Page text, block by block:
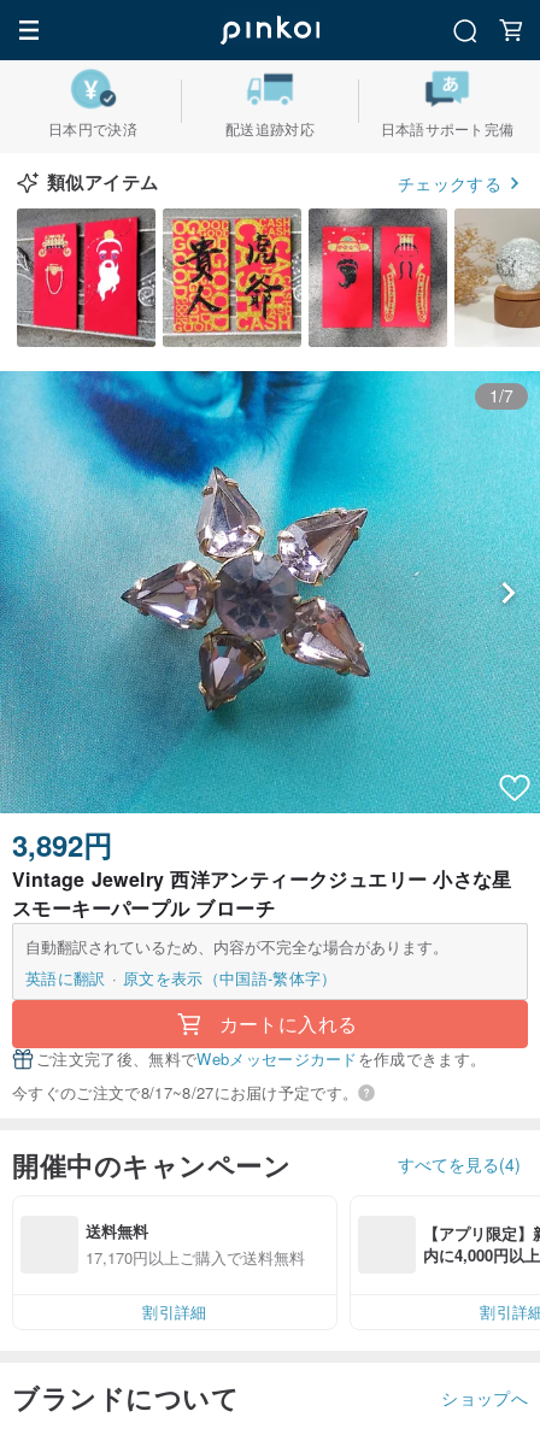
日本円で決済 配送追跡対応 日本語サポート完備
類似アイテム チェックする
1/7
3,892円
Vintage Jewelry 西洋アンティークジュエリー 小さな星
スモーキーパープル ブローチ
自動翻訳されているため、内容が不完全な場合があります。
英語に翻訳
原文を表示（中国語-繁体字）
カートに入れる
ご注文完了後、無料でWebメッセージカードを作成できます。
今すぐのご注文で8/17~8/27にお届け予定です。
開催中のキャンペーン すべてを見る(4)
送料無料
17,170円以上ご購入で送料無料
割引詳細
【アプリ限定
内に4,000円以
割引詳
ブランドについて ショップへ